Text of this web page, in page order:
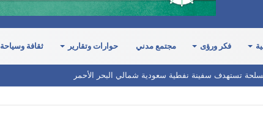
فكر ورؤى مجتمع مدني حوارات وتقارير ثقافة وسياحة
تستهدف سفينة نفطية سعودية شمالي البحر الأحمر
إيران تستهدف مصالح أميركية رداً على
العدوان الأميركي
رئيس حركة حماس يوجه رسالة إلى قادة
انتهاكات الاحتلال وإنجاح جهود الانتقال